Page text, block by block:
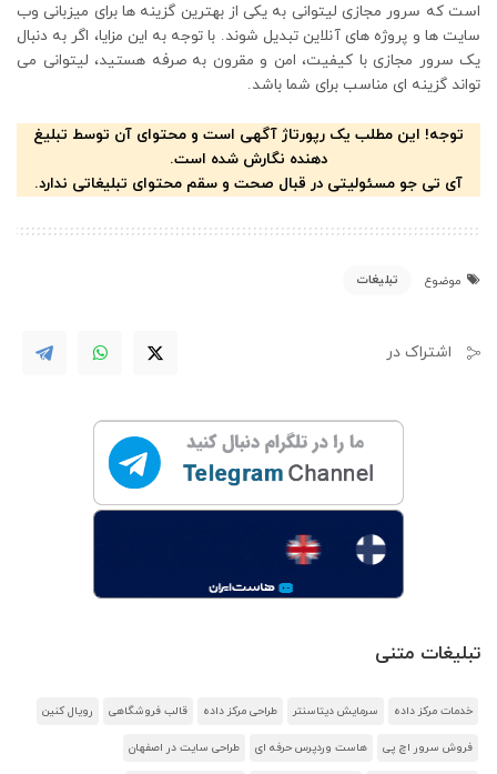
است که سرور مجازی لیتوانی به یکی از بهترین گزینه ها برای میزبانی وب
سایت ها و پروژه های آنلاین تبدیل شوند. با توجه به این مزایا، اگر به دنبال
یک سرور مجازی با کیفیت، امن و مقرون به صرفه هستید، لیتوانی می
تواند گزینه ای مناسب برای شما باشد.
توجه! این مطلب یک رپورتاژ آگهی است و محتوای آن توسط تبلیغ
دهنده نگارش شده است.
آی تی جو مسئولیتی در قبال صحت و سقم محتوای تبلیغاتی ندارد.
موضوع تبلیغات
اشتراک در
تبلیغات متنی
خدمات مرکز داده سرمایش دیتاسنتر طراحی مرکز داده قالب فروشگاهی رویال کنین
فروش سرور اچ پی هاست وردپرس حرفه ای طراحی سایت در اصفهان